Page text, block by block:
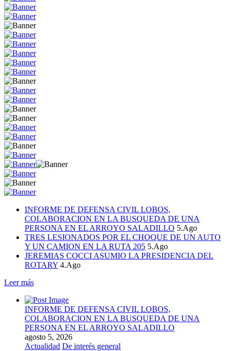
INFORME DE DEFENSA CIVIL LOBOS,
COLABORACION EN LA BUSQUEDA DE UNA
PERSONA EN EL ARROYO SALADILLO 5.Ago
TRES LESIONADOS POR EL CHOQUE DE UN AUTO
Y UN CAMION EN LA RUTA 205 5.Ago
JEREMIAS COCCI ASUMIO LA PRESIDENCIA DEL
ROTARY 4.Ago
Leer más
INFORME DE DEFENSA CIVIL LOBOS,
COLABORACION EN LA BUSQUEDA DE UNA
PERSONA EN EL ARROYO SALADILLO
agosto 5, 2026
Actualidad De interés general